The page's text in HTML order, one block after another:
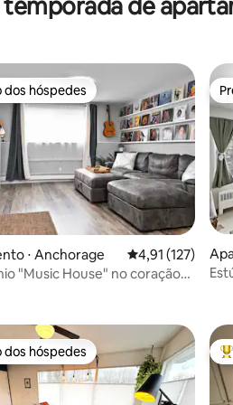
de
de 5, 201 avaliações
dos hóspedes
dos hóspedes
⋅ Anchorage 4,91 de uma
4,91 (127)
"Music House" no coração
dos hóspedes
dos hóspedes